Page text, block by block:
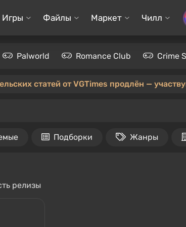
Игры Файлы Маркет Чилл
Palworld Romance Club Crime
статей от VGTimes продлён —
Подборки Жанры
релизы